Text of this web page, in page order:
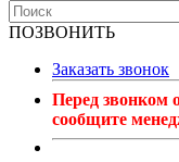
ПОЗВОНИТЬ
Заказать звонок
Перед звонком
сообщите